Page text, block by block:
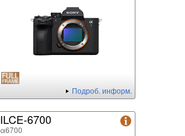
Подроб. информ.
ILCE-6700
α6700